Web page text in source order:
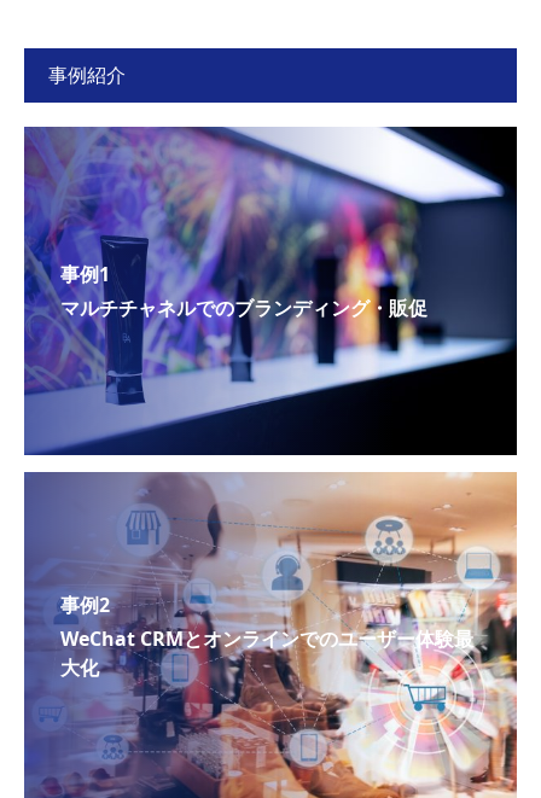
事例紹介
事例1
マルチチャネルでのブランディング・販促
事例2
WeChat CRMとオンラインでのユーザー体験最
大化